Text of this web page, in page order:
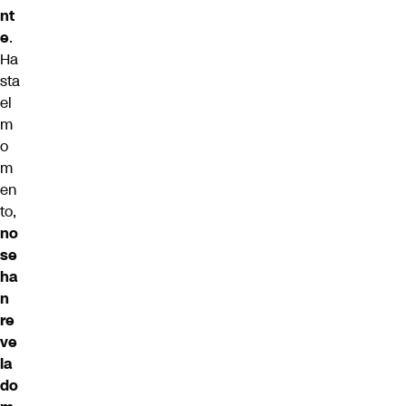
nt
e.
Ha
sta
el
m
o
m
en
to,
no
se
ha
n
re
ve
la
do